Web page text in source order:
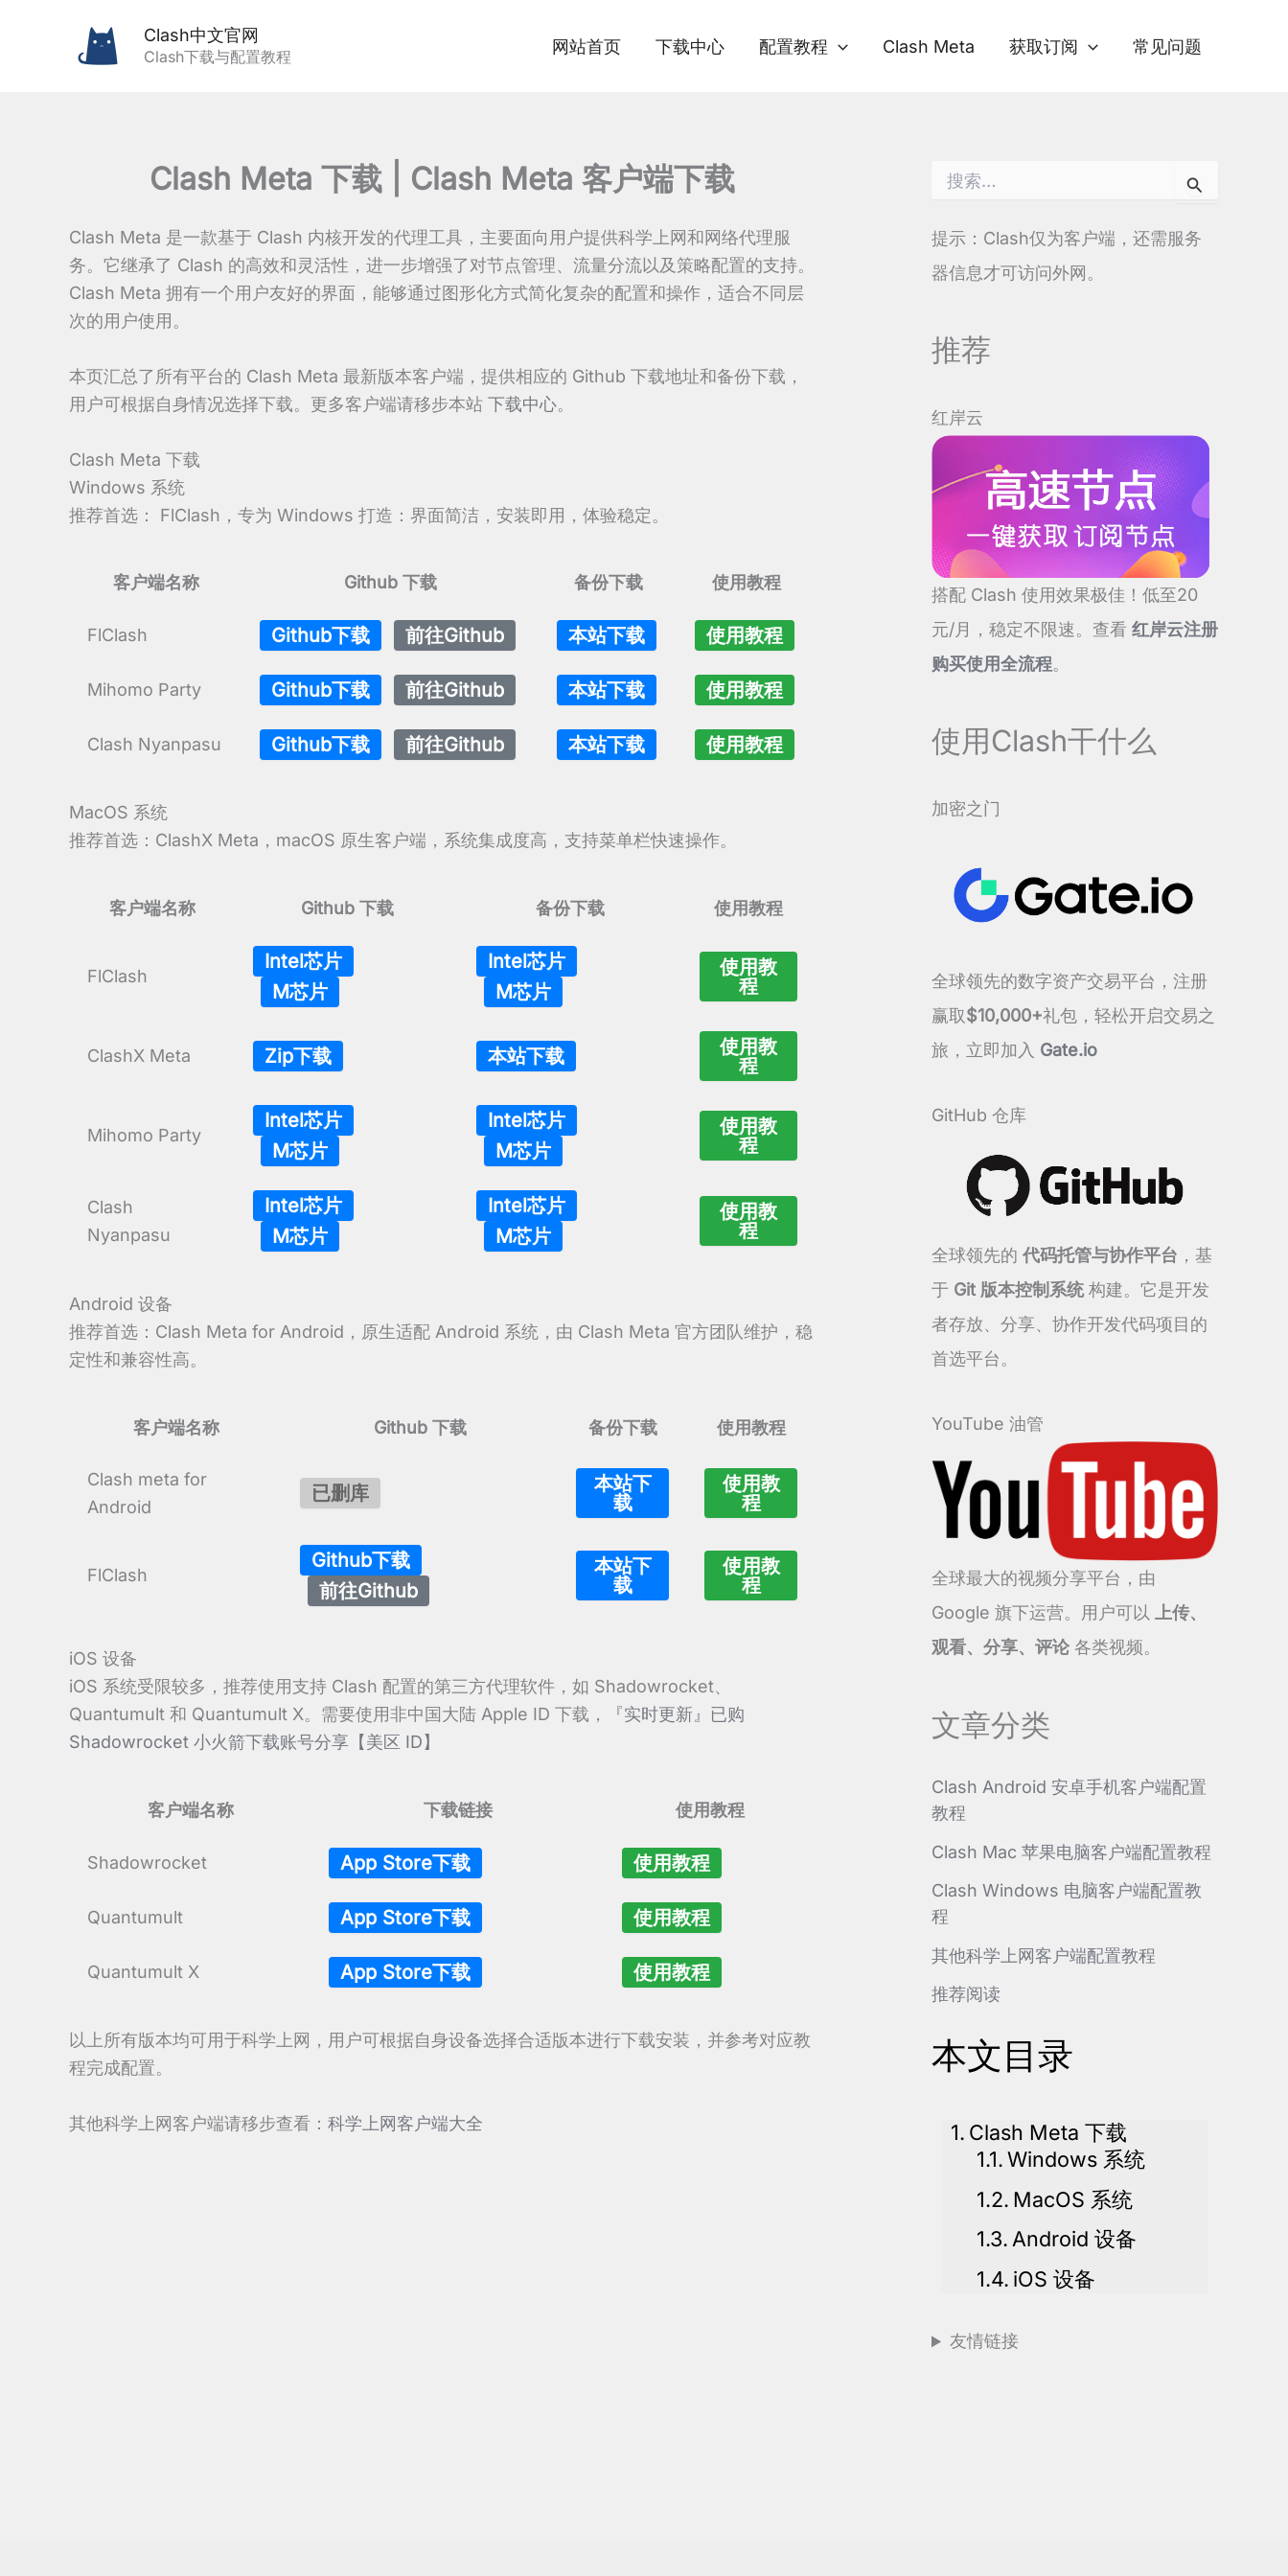
Clash中文官网
Clash下载与配置教程 网站首页 下载中心 配置教程 Clash Meta 获取订阅 常见问题
Clash Meta 下载 | Clash Meta 客户端下载
Clash Meta 是一款基于 Clash 内核开发的代理工具，主要面向用户提供科学上网和网络代理服
务。它继承了 Clash 的高效和灵活性，进一步增强了对节点管理、流量分流以及策略配置的支持。
Clash Meta 拥有一个用户友好的界面，能够通过图形化方式简化复杂的配置和操作，适合不同层
次的用户使用。
本页汇总了所有平台的 Clash Meta 最新版本客户端，提供相应的 Github 下载地址和备份下载，
用户可根据自身情况选择下载。更多客户端请移步本站 下载中心。
Clash Meta 下载
Windows 系统
推荐首选： FlClash，专为 Windows 打造：界面简洁，安装即用，体验稳定。
客户端名称 Github 下载 备份下载 使用教程
FlClash Github下载 前往Github 本站下载 使用教程
Mihomo Party Github下载 前往Github 本站下载 使用教程
Clash Nyanpasu Github下载 前往Github 本站下载 使用教程
MacOS 系统
推荐首选：ClashX Meta，macOS 原生客户端，系统集成度高，支持菜单栏快速操作。
客户端名称 Github 下载 备份下载 使用教程
FlClash
Intel芯片
M芯片
Intel芯片
M芯片
使用教
程
ClashX Meta Zip下载 本站下载
使用教
程
Mihomo Party
Intel芯片
M芯片
Intel芯片
M芯片
使用教
程
Clash
Nyanpasu
Intel芯片
M芯片
Intel芯片
M芯片
使用教
程
Android 设备
推荐首选：Clash Meta for Android，原生适配 Android 系统，由 Clash Meta 官方团队维护，稳
定性和兼容性高。
客户端名称 Github 下载 备份下载 使用教程
Clash meta for
Android
已删库
本站下
载
使用教
程
FlClash
Github下载
前往Github
本站下
载
使用教
程
iOS 设备
iOS 系统受限较多，推荐使用支持 Clash 配置的第三方代理软件，如 Shadowrocket、
Quantumult 和 Quantumult X。需要使用非中国大陆 Apple ID 下载，
『实时更新』已购
Shadowrocket 小火箭下载账号分享【美区 ID】
客户端名称 下载链接 使用教程
Shadowrocket App Store下载 使用教程
Quantumult App Store下载 使用教程
Quantumult X App Store下载 使用教程
以上所有版本均可用于科学上网，用户可根据自身设备选择合适版本进行下载安装，并参考对应教
程完成配置。
其他科学上网客户端请移步查看： 科学上网客户端大全
提示：Clash仅为客户端，还需服务
器信息才可访问外网。
推荐
红岸云
搭配 Clash 使用效果极佳！低至20
元/月，稳定不限速。查看 红岸云注册
购买使用全流程。
使用Clash干什么
加密之门
全球领先的数字资产交易平台，注册
赢取$10,000+礼包，轻松开启交易之
旅，立即加入 Gate.io
GitHub 仓库
全球领先的 代码托管与协作平台 ，基
于 Git 版本控制系统构建。它是开发
者存放、分享、协作开发代码项目的
首选平台。
YouTube 油管
全球最大的视频分享平台，由
Google 旗下运营。用户可以 上传、
观看、分享、评论各类视频。
文章分类
Clash Android 安卓手机客户端配置
教程
Clash Mac 苹果电脑客户端配置教程
Clash Windows 电脑客户端配置教
程
其他科学上网客户端配置教程
推荐阅读
本文目录
Clash Meta 下载
Windows 系统
MacOS 系统
Android 设备
iOS 设备
友情链接